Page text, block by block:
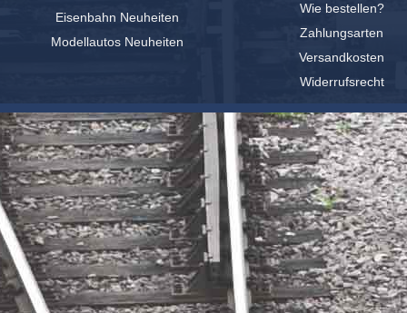
Eisenbahn Neuheiten
Modellautos Neuheiten
Wie bestellen?
Zahlungsarten
Versandkosten
Widerrufsrecht